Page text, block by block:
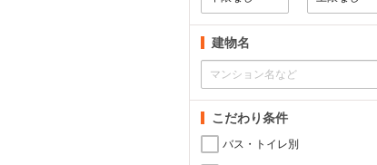
建物名
こだわり条件
バス・トイレ別